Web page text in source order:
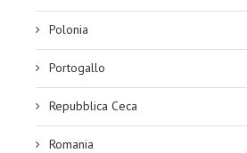
Polonia
Portogallo
Repubblica Ceca
Romania